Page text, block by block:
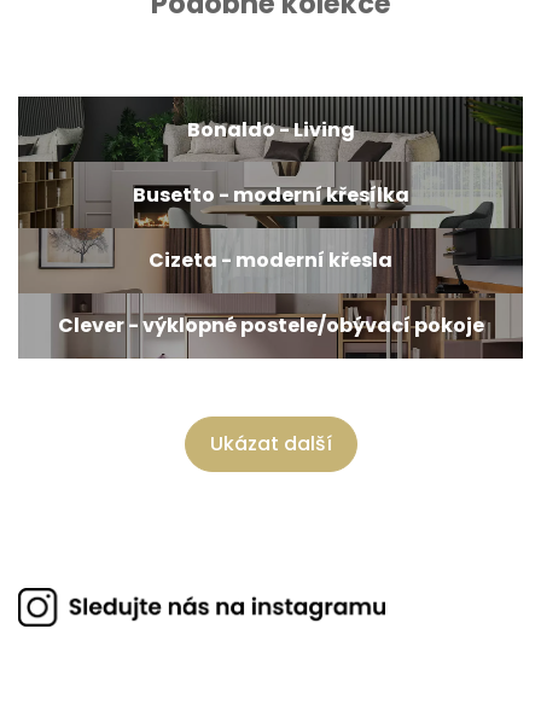
Bonaldo - Living
Busetto - moderní křesílka
Cizeta - moderní křesla
Clever - výklopné postele/obývací pokoje
Ukázat další